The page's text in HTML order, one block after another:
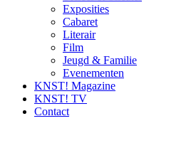
Exposities
Cabaret
Literair
Film
Jeugd & Familie
Evenementen
KNST! Magazine
KNST! TV
Contact